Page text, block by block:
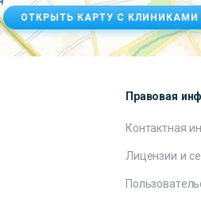
ОТКРЫТЬ КАРТУ С КЛИНИКАМИ
Правовая
Контактная
Лицензии и